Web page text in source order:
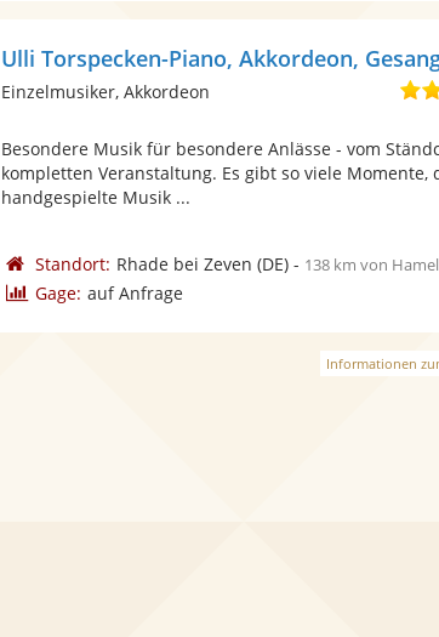
Ulli Torspecken-Piano, Akkordeon,
Einzelmusiker, Akkordeon
Besondere Musik für besondere Anlässe - vom
kompletten Veranstaltung. Es gibt so viele Momente,
handgespielte Musik ...
Standort: Rhade bei Zeven (DE)- 138 km von
Gage: auf Anfrage
Informationen